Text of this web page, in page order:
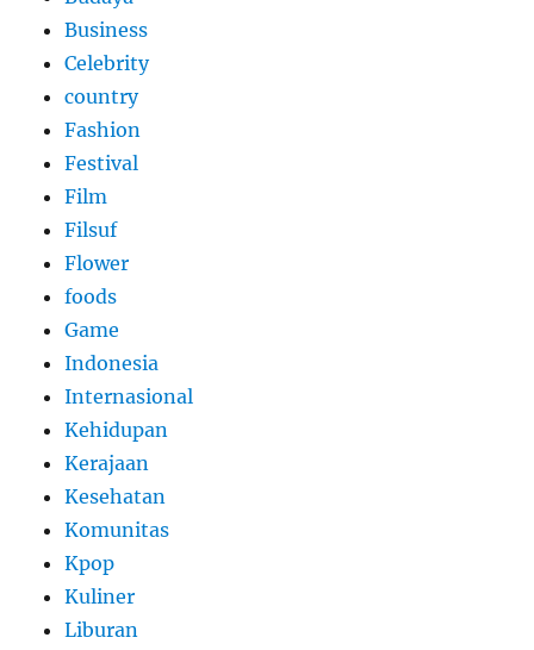
Business
Celebrity
country
Fashion
Festival
Film
Filsuf
Flower
foods
Game
Indonesia
Internasional
Kehidupan
Kerajaan
Kesehatan
Komunitas
Kpop
Kuliner
Liburan